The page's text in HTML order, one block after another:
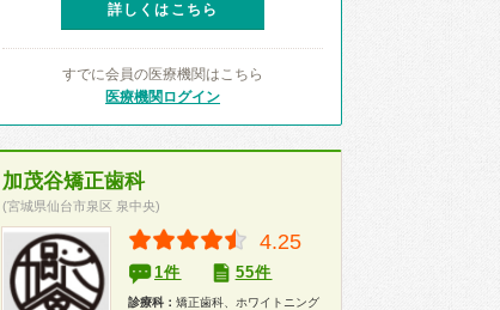
詳しくはこちら
すでに会員の医療機関はこちら
医療機関ログイン
加茂谷矯正歯科
(宮城県仙台市泉区 泉中央)
4.25
1件 55件
診療科： 矯正歯科、ホワイトニング